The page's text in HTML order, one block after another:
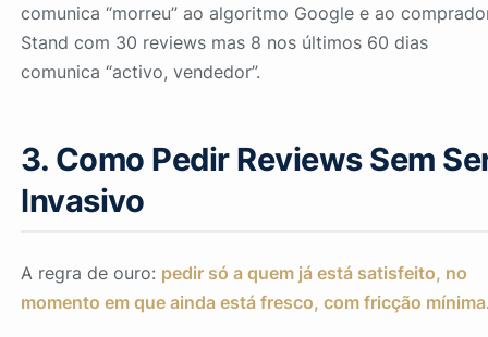
comunica “morreu” ao algoritmo Google e ao
Stand com 30 reviews mas 8 nos últimos 60 dias
comunica “activo, vendedor”.
3. Como Pedir Reviews Sem
Invasivo
A regra de ouro: pedir só a quem já está satisfeito, no
momento em que ainda está fresco, com fricção mínima